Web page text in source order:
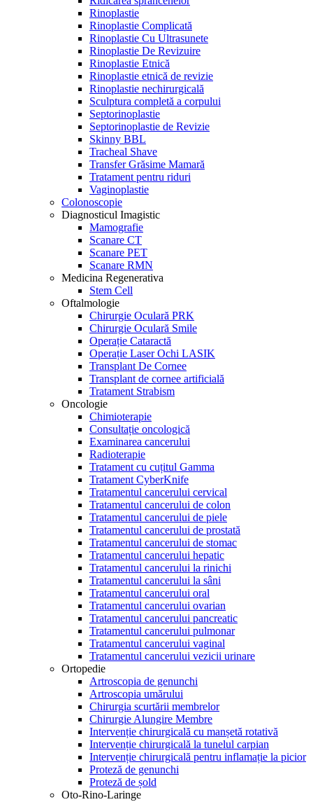
Rinoplastie
Rinoplastie Complicată
Rinoplastie Cu Ultrasunete
Rinoplastie De Revizuire
Rinoplastie Etnică
Rinoplastie etnică de revizie
Rinoplastie nechirurgicală
Sculptura completă a corpului
Septorinoplastie
Septorinoplastie de Revizie
Skinny BBL
Tracheal Shave
Transfer Grăsime Mamară
Tratament pentru riduri
Vaginoplastie
Colonoscopie
Diagnosticul Imagistic
Mamografie
Scanare CT
Scanare PET
Scanare RMN
Medicina Regenerativa
Stem Cell
Oftalmologie
Chirurgie Oculară PRK
Chirurgie Oculară Smile
Operație Cataractă
Operație Laser Ochi LASIK
Transplant De Cornee
Transplant de cornee artificială
Tratament Strabism
Oncologie
Chimioterapie
Consultație oncologică
Examinarea cancerului
Radioterapie
Tratament cu cuțitul Gamma
Tratament CyberKnife
Tratamentul cancerului cervical
Tratamentul cancerului de colon
Tratamentul cancerului de piele
Tratamentul cancerului de prostată
Tratamentul cancerului de stomac
Tratamentul cancerului hepatic
Tratamentul cancerului la rinichi
Tratamentul cancerului la sâni
Tratamentul cancerului oral
Tratamentul cancerului ovarian
Tratamentul cancerului pancreatic
Tratamentul cancerului pulmonar
Tratamentul cancerului vaginal
Tratamentul cancerului vezicii urinare
Ortopedie
Artroscopia de genunchi
Artroscopia umărului
Chirurgia scurtării membrelor
Chirurgie Alungire Membre
Intervenție chirurgicală cu manșetă rotativă
Intervenție chirurgicală la tunelul carpian
Intervenție chirurgicală pentru inflamație la picior
Proteză de genunchi
Proteză de șold
Oto-Rino-Laringe